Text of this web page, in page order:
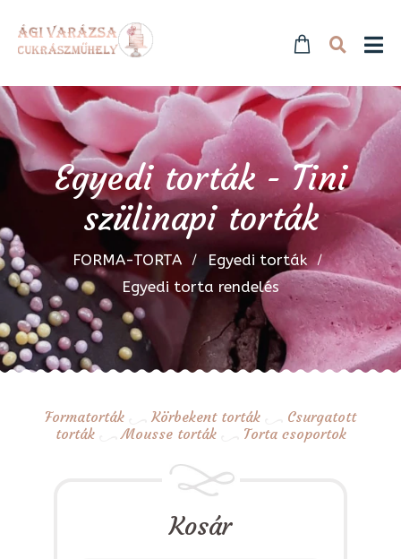
Egyedi torták - Tini
szülinapi torták
FORMA-TORTA
Egyedi torták
Egyedi torta rendelés
Formatorták Körbekent torták
Csurgatott
torták
Mousse torták Torta csoportok
Kosár